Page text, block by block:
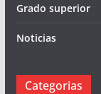
Grado superior
Noticias
Categorias